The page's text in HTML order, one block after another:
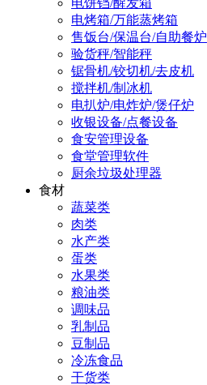
电饼铛/醒发箱
电烤箱/万能蒸烤箱
售饭台/保温台/自助餐炉
验货秤/智能秤
锯骨机/铰切机/去皮机
搅拌机/制冰机
电扒炉/电炸炉/煲仔炉
收银设备/点餐设备
食安管理设备
食堂管理软件
厨余垃圾处理器
食材
蔬菜类
肉类
水产类
蛋类
水果类
粮油类
调味品
乳制品
豆制品
冷冻食品
干货类